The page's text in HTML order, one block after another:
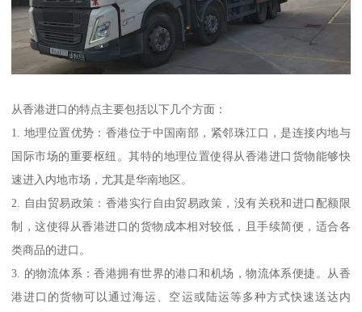
从香港进口的特点主要包括以下几个方面：
1. 地理位置优势：香港位于中国南部，紧邻珠江口，是连接内地与
国际市场的重要枢纽。其特的地理位置使得从香港进口货物能够快
速进入内地市场，尤其是华南地区。
2. 自由贸易政策：香港实行自由贸易政策，没有关税和进口配额限
制，这使得从香港进口的货物成本相对较低，且手续简便，适合各
类商品的进口。
3. 的物流体系：香港拥有世界的港口和机场，物流体系便捷。从香
港进口的货物可以通过海运、空运或陆运等多种方式快速送达内